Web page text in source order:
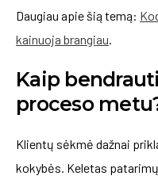
Daugiau apie šią temą:
kainuoja brangiau.
Kaip
proceso
Klientų sėkmė dažnai
kokybės. Keletas